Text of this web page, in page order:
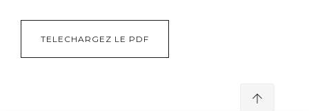
TELECHARGEZ LE PDF